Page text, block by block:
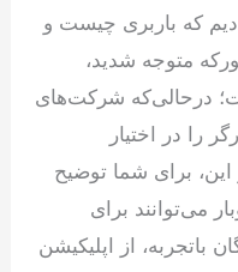
که باربری چیست و
متوجه شدید،
درحالی‌که شرکت‌های
را در اختیار
این، برای شما توضیح
می‌توانند برای
باتجربه، از اپلیکیشن